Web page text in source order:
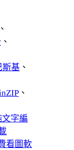
、
、
斯基 、
、
文字編
看圖軟